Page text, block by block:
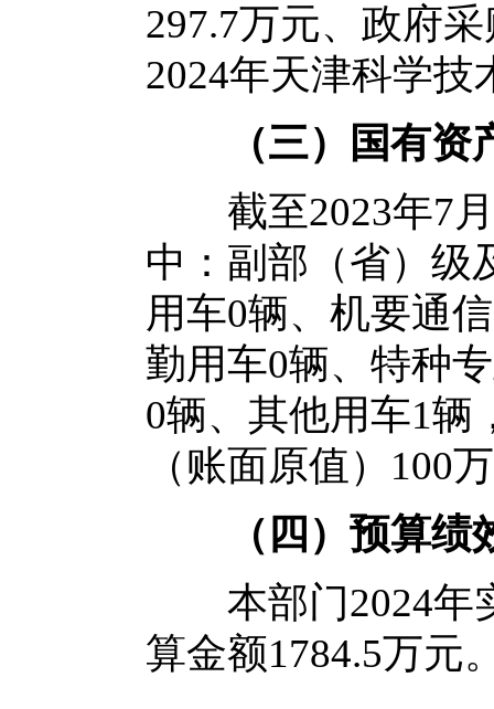
297.7万元、政府
2024年天津科学
（三）
国有资
截至2023年7月
中：副部（省）级
用车0辆、机要通
勤用车0辆、特种
0辆、其他用车1辆
（账面原值）100
（ 四 ） 预算绩
本部门2024年
算金额1784.5万元